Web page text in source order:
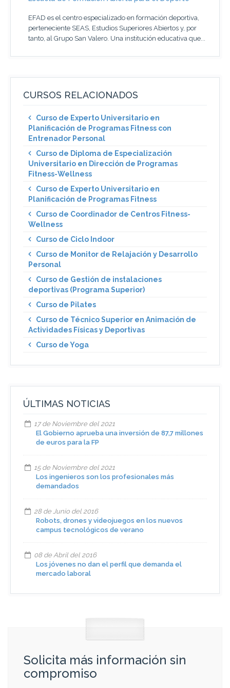
EFAD es el centro especializado en formación deportiva,
perteneciente SEAS, Estudios Superiores Abiertos y, por
tanto, al Grupo San Valero. Una institución educativa que...
CURSOS RELACIONADOS
Curso de Experto Universitario en
Planificación de Programas Fitness con
Entrenador Personal
Curso de Diploma de Especialización
Universitario en Dirección de Programas
Fitness-Wellness
Curso de Experto Universitario en
Planificación de Programas Fitness
Curso de Coordinador de Centros Fitness-
Wellness
Curso de Ciclo Indoor
Curso de Monitor de Relajación y Desarrollo
Personal
Curso de Gestión de instalaciones
deportivas (Programa Superior)
Curso de Pilates
Curso de Técnico Superior en Animación de
Actividades Físicas y Deportivas
Curso de Yoga
ÚLTIMAS NOTICIAS
17 de Noviembre del 2021
El Gobierno aprueba una inversión de 87,7 millones
de euros para la FP
15 de Noviembre del 2021
Los ingenieros son los profesionales más
demandados
28 de Junio del 2016
Robots, drones y videojuegos en los nuevos
campus tecnológicos de verano
08 de Abril del 2016
Los jóvenes no dan el perfil que demanda el
mercado laboral
Solicita más información sin
compromiso